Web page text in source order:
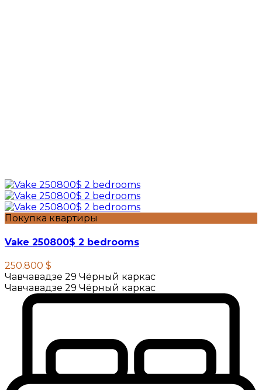
Покупка квартиры
Vake 250800$ 2 bedrooms
250.800 $
Чавчавадзе 29 Чёрный каркас
Чавчавадзе 29 Чёрный каркас